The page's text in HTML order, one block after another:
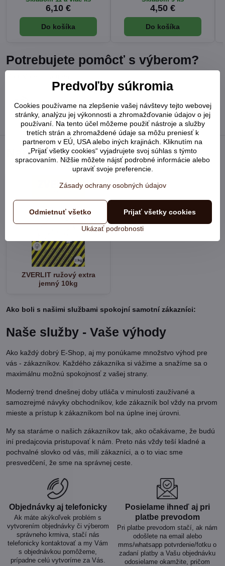
6,10 €
Do košíka
4,50 €
Do košíka
Potrebujete pomôcť s výberom?
+421 948 902 752
Naposledy prezerané
ZVERLIT ružový extra
jemný 10kg
Ako boli s našimi službami spokojní samotní zákazníci:
Naše služby - Vaše výhody
Ako každý dobrý E-Shop, aj my ponúkame množstvo výhod pre
vás - zákazníkov. Každého zákazníka si vážime a snažíme sa o
maximálnu možnú spokojnosť z vašej strany.
Moderný trend dnešnej doby utláča v minulosti zaužívané a
samozrejmé návyky obchodníkov, kde zákazník bol vždy na prvom
mieste a prístup k zákazníkom bol na úplne inej úrovni.
My sa staráme o našich zákazníkov tak, ako očakávame, že budú
iní predajcovia pristupovať k nám. Preto nás vždy teší kladné a
pochvalné slovko od vás, milí zákazníci, a o to viac sme
presvedčení, že sme na správnej ceste.
Objednávky aj telefonicky
Ak máte akýkoľvek problém s
vytvorením objednávky či výberom
správneho krmiva, stačí nás
telefonicky kontaktovať a my Vám
s objednávkou pomôžeme,
prípadne celú vytvoríme za Vás.
Posielame ihneď aj pri
platbe prevodom
Pri platbe prevodom stačí, ak nám
odošlete na email alebo
mms/whatsapp potvrdenie/fotku o
zadaní platby a Vašu objednávku
odosielame okamžite, pričom
Predvoľby súkromia
Cookies používame na zlepšenie vašej návštevy tejto webovej
stránky, analýzu jej výkonnosti a zhromažďovanie údajov o jej
používaní. Na tento účel môžeme použiť nástroje a služby
tretích strán a zhromaždené údaje sa môžu preniesť k
partnerom v EÚ, USA alebo iných krajinách. Kliknutím na
„Prijať všetky cookies“ vyjadrujete svoj súhlas s týmto
spracovaním. Nižšie môžete nájsť podrobné informácie alebo
upraviť svoje preferencie.
Zásady ochrany osobných údajov
Ukázať podrobnosti
Prijať všetky cookies
Odmietnuť všetko